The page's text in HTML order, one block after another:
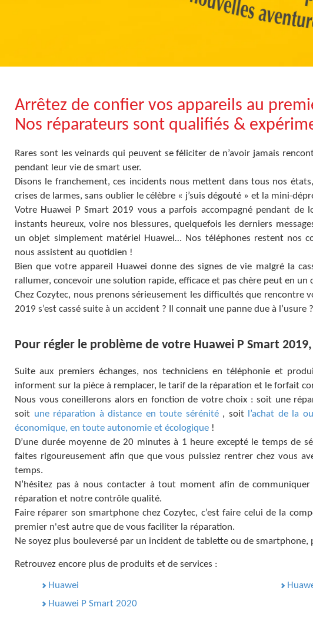
Arrêtez de confier vos appareils au
Nos réparateurs sont qualifiés &
Rares sont les veinards qui peuvent se féliciter de n’avoir jamais
pendant leur vie de smart user.
Disons le franchement, ces incidents nous mettent dans tous nos
crises de larmes, sans oublier le célèbre « j’suis dégouté » et la mini-
Votre Huawei P Smart 2019 vous a parfois accompagné pendant de
instants heureux, voire nos blessures, quelquefois les derniers
un objet simplement matériel Huawei… Nos téléphones restent nos
nous assistent au quotidien !
Bien que votre appareil Huawei donne des signes de vie malgré la
rallumer, concevoir une solution rapide, efficace et pas chère peut en
Chez Cozytec, nous prenons sérieusement les difficultés que rencontre
2019 s’est cassé suite à un accident ? Il connait une panne due à
Pour régler le problème de votre Huawei P Smart
Suite aux premiers échanges, nos techniciens en téléphonie et
informent sur la pièce à remplacer, le tarif de la réparation et le forfait
Nous vous coneillerons alors en fonction de votre choix : soit une
soit une réparation à distance en toute sérénité , soit
l’achat de la
économique, en toute autonomie et écologique !
D’une durée moyenne de 20 minutes à 1 heure excepté le temps de
faites rigoureusement afin que que vous puissiez rentrer chez vous
temps.
N’hésitez pas à nous contacter à tout moment afin de
réparation et notre contrôle qualité.
Faire réparer son smartphone chez Cozytec, c’est faire celui de la
premier n'est autre que de vous faciliter la réparation.
Ne soyez plus bouleversé par un incident de tablette ou de
Retrouvez encore plus de produits et de services :
Huawei
Huawei P Smart 2020